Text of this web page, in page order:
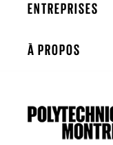
ENTREPRISES
À PROPOS